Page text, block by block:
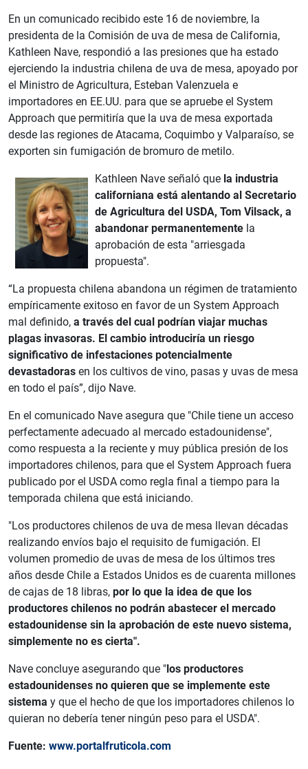
En un comunicado recibido este 16 de noviembre, la
presidenta de la Comisión de uva de mesa de California,
Kathleen Nave, respondió a las presiones que ha estado
ejerciendo la industria chilena de uva de mesa, apoyado por
el Ministro de Agricultura, Esteban Valenzuela e
importadores en EE.UU. para que se apruebe el System
Approach que permitiría que la uva de mesa exportada
desde las regiones de Atacama, Coquimbo y Valparaíso, se
exporten sin fumigación de bromuro de metilo.
Kathleen Nave señaló que la industria
californiana está alentando al Secretario
de Agricultura del USDA, Tom Vilsack, a
abandonar permanentemente la
aprobación de esta "arriesgada
propuesta".
“La propuesta chilena abandona un régimen de tratamiento
empíricamente exitoso en favor de un System Approach
mal definido, a través del cual podrían viajar muchas
plagas invasoras. El cambio introduciría un riesgo
significativo de infestaciones potencialmente
devastadoras en los cultivos de vino, pasas y uvas de mesa
en todo el país”, dijo Nave.
En el comunicado Nave asegura que "Chile tiene un acceso
perfectamente adecuado al mercado estadounidense",
como respuesta a la reciente y muy pública presión de los
importadores chilenos, para que el System Approach fuera
publicado por el USDA como regla final a tiempo para la
temporada chilena que está iniciando.
"Los productores chilenos de uva de mesa llevan décadas
realizando envíos bajo el requisito de fumigación. El
volumen promedio de uvas de mesa de los últimos tres
años desde Chile a Estados Unidos es de cuarenta millones
de cajas de 18 libras, por lo que la idea de que los
productores chilenos no podrán abastecer el mercado
estadounidense sin la aprobación de este nuevo sistema,
simplemente no es cierta".
Nave concluye asegurando que " los productores
estadounidenses no quieren que se implemente este
sistema y que el hecho de que los importadores chilenos lo
quieran no debería tener ningún peso para el USDA".
Fuente: www.portalfruticola.com